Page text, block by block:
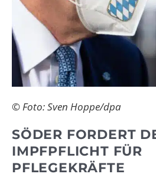
© Foto: Sven Hoppe/dpa
SÖDER FORDERT
IMPFPFLICHT FÜR
PFLEGEKRÄFTE